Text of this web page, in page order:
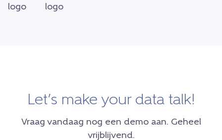
Let’s make your data talk!
Vraag vandaag nog een demo aan. Geheel
vrijblijvend.